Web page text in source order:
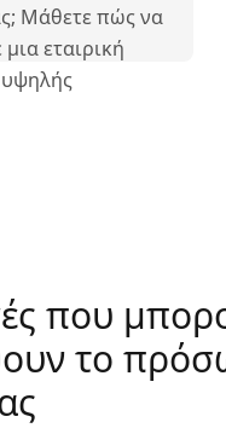
Μάθετε πώς να
εταιρική
που
το